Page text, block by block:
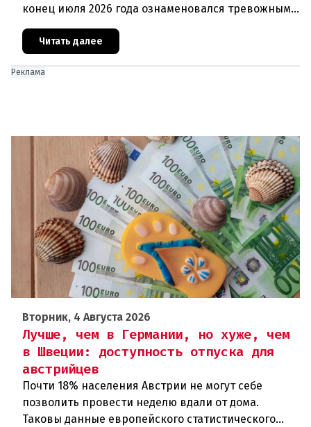
конец июля 2026 года ознаменовался тревожными
зарегистрированы как безрабо
Читать далее
Реклама
Вторник, 4 Августа 2026
Лучше, чем в Германии, но хуже, чем
в Швеции: доступность отпуска для
австрийцев
Почти 18% населения Австрии не могут себе
позволить провести неделю вдали от дома.
Таковы данные европейского статистического